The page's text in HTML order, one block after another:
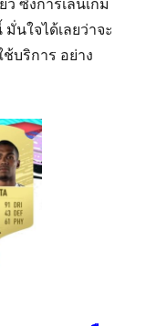
นใจได้เลยว่าจะ
บริการ อย่าง